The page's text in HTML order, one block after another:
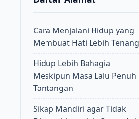
Cara Menjalani Hidup yang
Membuat Hati Lebih Tenang
Hidup Lebih Bahagia
Meskipun Masa Lalu Penuh
Tantangan
Sikap Mandiri agar Tidak